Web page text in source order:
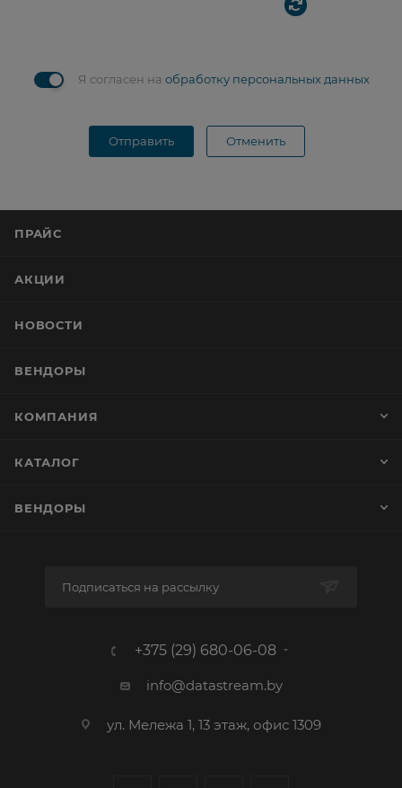
Я согласен на обработку персональных данных
Отправить Отменить
ПРАЙС
АКЦИИ
НОВОСТИ
ВЕНДОРЫ
КОМПАНИЯ
КАТАЛОГ
ВЕНДОРЫ
Подписаться на рассылку
+375 (29) 680-06-08
info@datastream.by
ул. Мележа 1, 13 этаж, офис 1309